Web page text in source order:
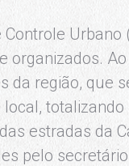
Urbano
organizados.
da região, que
estradas da
pelo